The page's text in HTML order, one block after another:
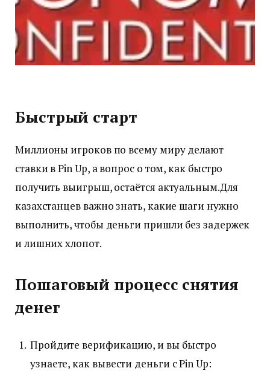
Быстрый старт
Миллионы игроков по всему миру делают
ставки в Pin Up, а вопрос о том, как быстро
получить выигрыш, остаётся актуальным.Для
казахстанцев важно знать, какие шаги нужно
выполнить, чтобы деньги пришли без задержек
и лишних хлопот.
Пошаговый процесс снятия
денег
Пройдите верификацию, и вы быстро
узнаете, как вывести деньги с Pin Up: